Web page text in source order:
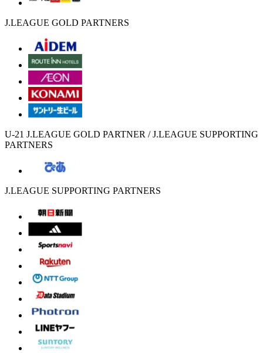
J.LEAGUE GOLD PARTNERS
U-21 J.LEAGUE GOLD PARTNER / J.LEAGUE SUPPORTING
PARTNERS
J.LEAGUE SUPPORTING PARTNERS